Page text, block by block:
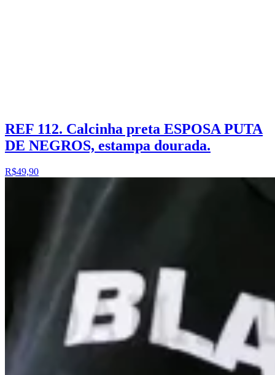
REF 112. Calcinha preta ESPOSA PUTA
DE NEGROS, estampa dourada.
R$49,90